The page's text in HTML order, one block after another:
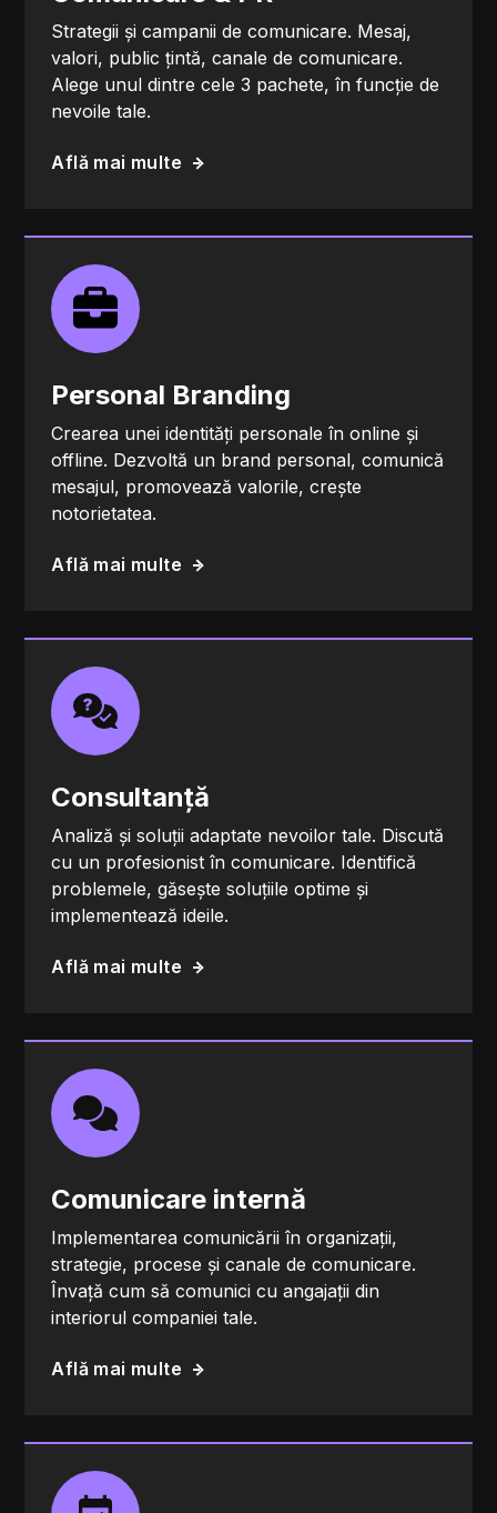
Strategii și campanii de comunicare. Mesaj,
valori, public țintă, canale de comunicare.
Alege unul dintre cele 3 pachete, în funcție de
nevoile tale.
Află mai multe
Personal Branding
Crearea unei identități personale în online și
offline. Dezvoltă un brand personal, comunică
mesajul, promovează valorile, crește
notorietatea.
Află mai multe
Consultanță
Analiză și soluții adaptate nevoilor tale. Discută
cu un profesionist în comunicare. Identifică
problemele, găsește soluțiile optime și
implementează ideile.
Află mai multe
Comunicare internă
Implementarea comunicării în organizații,
strategie, procese și canale de comunicare.
Învață cum să comunici cu angajații din
interiorul companiei tale.
Află mai multe